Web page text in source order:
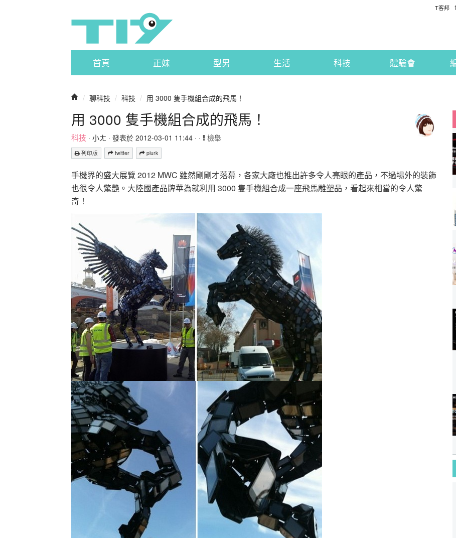
T客邦
首頁 正妹 型男 生活 科技 體驗會
/ 聊科技 / 科技 / 用 3000 隻手機組合成的飛馬！
用 3000 隻手機組合成的飛馬！
科技 · 小ㄤ · 發表於 2012-03-01 11:44 · · 檢舉
列印版 twitter plurk
手機界的盛大展覽 2012 MWC 雖然剛剛才落幕，各家大廠也推出許多令人亮眼的產品，不過場外的裝飾
也很令人驚艷。大陸國產品牌華為就利用 3000 隻手機組合成一座飛馬雕塑品，看起來相當的令人驚
奇！